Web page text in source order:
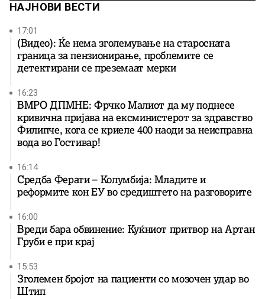
НАЈНОВИ ВЕСТИ
17:01
(Видео): Ќе нема зголемување на старосната
граница за пензионирање, проблемите се
детектирани се преземаат мерки
16:23
ВМРО ДПМНЕ: Фрчко Малиот да му поднесе
кривична пријава на ексминистерот за здравство
Филипче, кога се криеле 400 наоди за неисправна
вода во Гостивар!
16:14
Средба Ферати – Колумбија: Младите и
реформите кон ЕУ во средиштето на разговорите
16:00
Вреди бара обвинение: Куќниот притвор на Артан
Груби е при крај
15:53
Зголемен бројот на пациенти со мозочен удар во
Штип